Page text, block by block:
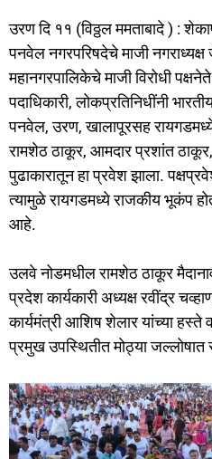
k
उरण दि ११ (विठ्ठल ममताबादे ) :
पनवेल नगरपरिषदेचे माजी
महानगरपालिकेचे माजी विरोधी
पदाधिकारी, लोकप्रतिनिधींनी
पनवेल, उरण, खालापूरसह
रामशेठ ठाकूर, आमदार प्रशांत
पुढाकारातून हा प्रवेश झाला.
त्यामुळे रायगडमध्ये राजकीय भूकंप
आहे.
उलवे नोडमधील रामशेठ ठाकूर
प्रदेश कार्यकारी अध्यक्ष रवींद्र
कार्यमंत्री आशिष शेलार यांच्या
प्रमुख उपस्थितीत मोठ्या जल्लोषात